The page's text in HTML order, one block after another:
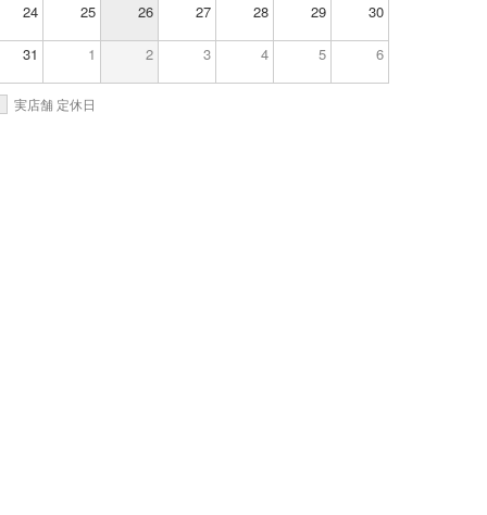
24 25 26 27 28 29 30
31 1 2 3 4 5 6
実店舗 定休日